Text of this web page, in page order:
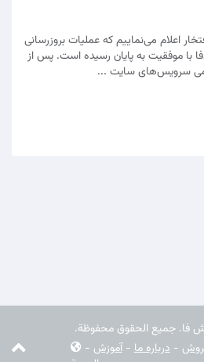
اعلام می‌نماییم که عملیات بروزرسانی
موفقیت به پایان رسیده است. پس از
سرویس‌های سایت ...
-درباره ما -آموزش -